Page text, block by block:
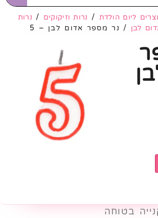
ליום הולדת / נרות וזיקוקים / נרות
לבן / נר מספר אדום לבן – 5
בטוחה